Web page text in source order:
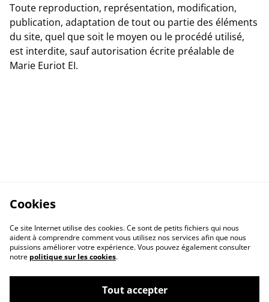
Toute reproduction, représentation, modification,
publication, adaptation de tout ou partie des éléments
du site, quel que soit le moyen ou le procédé utilisé,
est interdite, sauf autorisation écrite préalable de
Marie Euriot EI.
Cookies
Ce site Internet utilise des cookies. Ce sont de petits fichiers qui nous
aident à comprendre comment vous utilisez nos services afin que nous
puissions améliorer votre expérience. Vous pouvez également consulter
notre politique sur les cookies.
Tout accepter